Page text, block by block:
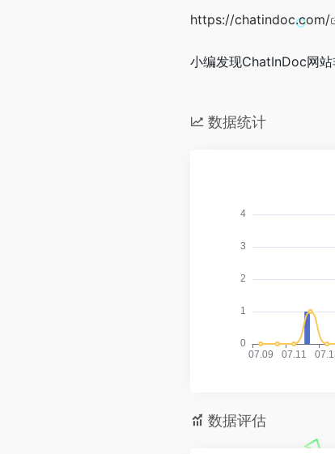
https://chatindoc.com/
小编发现ChatInDoc网站
数据统计
数据评估